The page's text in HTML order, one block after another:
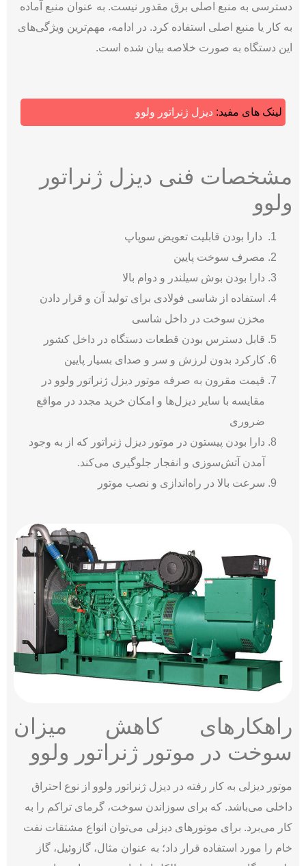
دسترسی به منبع اصلی برق مقدور نیست. به عنوان منبع آماده
به کار یا منبع اصلی استفاده کرد. در ادامه، مهم‌ترین ویژگی‌های
این دستگاه به صورت خلاصه بیان شده است.
لینک های مفید: دیزل ژنراتور ولوو
مشخصات فنی دیزل ژنراتور
ولوو
دارا بودن قابلیت تعویض سوپاپ
مصرف سوخت پایین
دارا بودن بوش سیلندر و دوام بالا
استفاده از شاسی فولادی برای تولید آن و قرار دادن
مخزن سوخت در داخل شاسی
قابل دسترس بودن قطعات دستگاه در داخل کشور
کارکرد بدون لرزش و سر و صدای بسیار پایین
قیمت مقرون به صرفه موتور دیزل ژنراتور ولوو در
مقایسه با سایر دیزل‌ها و امکان خرید مجدد در مواقع
ضروری
دارا بودن پیستون در موتور دیزل ژنراتور که از به وجود
آمدن آتش‌سوزی و انفجار جلوگیری می‌کند.
سرعت بالا در راه‌اندازی و نصب موتور
راهکارهای کاهش میزان
سوخت در موتور ژنراتور ولوو
موتور دیزلی به کار رفته در دیزل ژنراتور ولوو از نوع احتراق
داخلی می‌باشد. که برای سوزاندن سوخت، گرمای تراکم را به
کار می‌برد. برای موتورهای دیزلی می‌توان انواع مشتقات نفت
خام را مورد استفاده قرار داد؛ به عنوان مثال، گازوئیل، گاز